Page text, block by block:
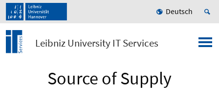
Deutsch
Leibniz University IT Services
Source of Supply